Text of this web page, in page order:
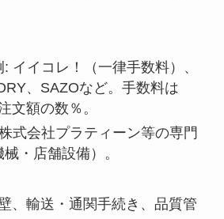
イイコレ！（一律手数料）、
、SAZOなど。手数料は
文額の数％。
式会社プラティーン等の専門
・店舗設備）。
、輸送・通関手続き、品質管